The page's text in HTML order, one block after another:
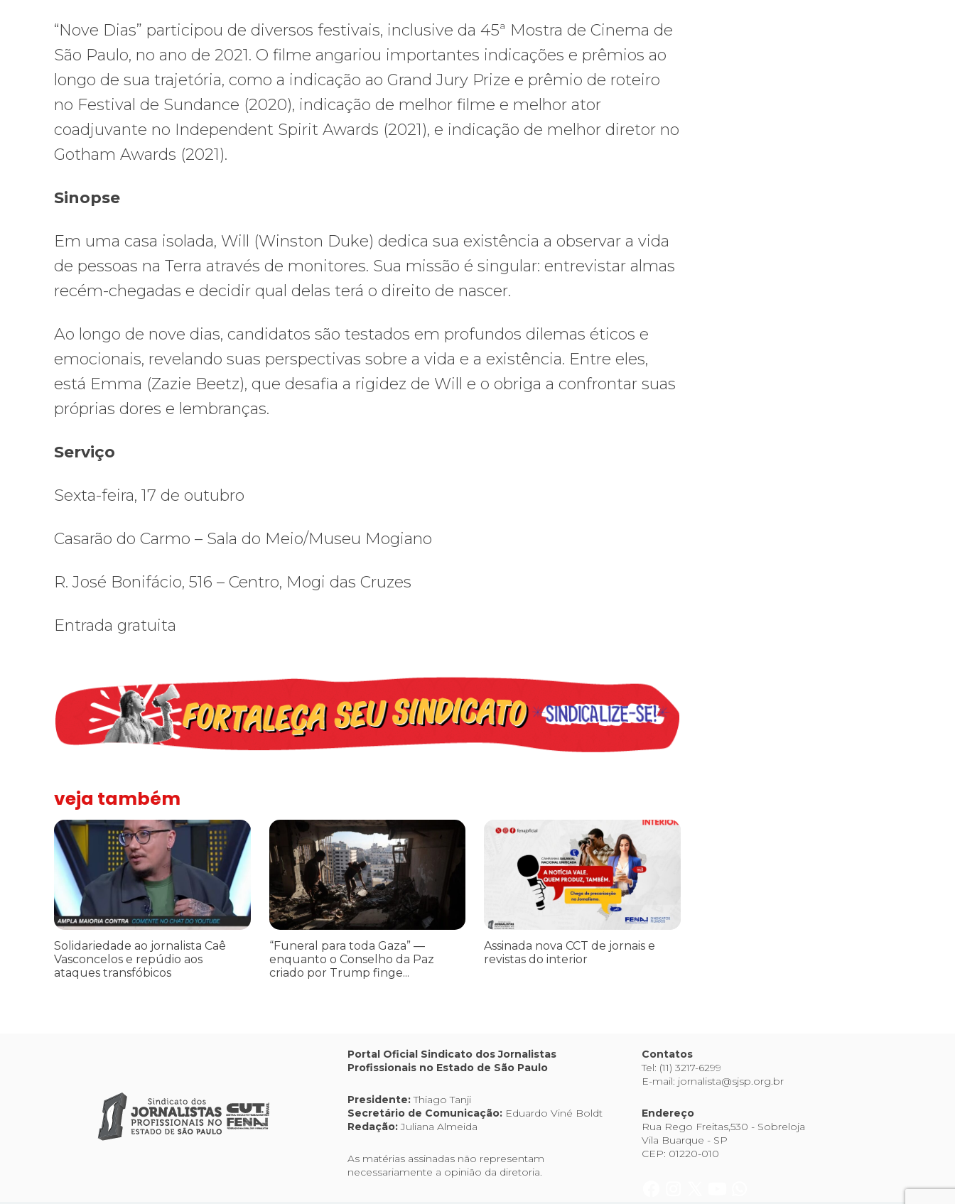
“Nove Dias” participou de diversos festivais, inclusive da 45ª Mostra de Cinema de
São Paulo, no ano de 2021. O filme angariou importantes indicações e prêmios ao
longo de sua trajetória, como a indicação ao Grand Jury Prize e prêmio de roteiro
no Festival de Sundance (2020), indicação de melhor filme e melhor ator
coadjuvante no Independent Spirit Awards (2021), e indicação de melhor diretor no
Gotham Awards (2021).
Sinopse
Em uma casa isolada, Will (Winston Duke) dedica sua existência a observar a vida
de pessoas na Terra através de monitores. Sua missão é singular: entrevistar almas
recém-chegadas e decidir qual delas terá o direito de nascer.
Ao longo de nove dias, candidatos são testados em profundos dilemas éticos e
emocionais, revelando suas perspectivas sobre a vida e a existência. Entre eles,
está Emma (Zazie Beetz), que desafia a rigidez de Will e o obriga a confrontar suas
próprias dores e lembranças.
Serviço
Sexta-feira, 17 de outubro
Casarão do Carmo – Sala do Meio/Museu Mogiano
R. José Bonifácio, 516 – Centro, Mogi das Cruzes
Entrada gratuita
veja também
Solidariedade ao jornalista Caê Vasconcelos e repúdio aos ataques transfóbicos
Solidariedade ao jornalista Caê
Vasconcelos e repúdio aos
ataques transfóbicos
“Funeral para toda Gaza” — enquanto o Conselho da Paz criado por Trump finge praticar diplomacia, Israel intensifica assassinatos
“Funeral para toda Gaza” —
enquanto o Conselho da Paz
criado por Trump finge...
Assinada nova CCT de jornais e revistas do interior
Assinada nova CCT de jornais e
revistas do interior
Portal Oficial Sindicato dos Jornalistas
Profissionais no Estado de São Paulo
Presidente:Thiago Tanji
Secretário de Comunicação: Eduardo Viné Boldt
Redação:Juliana Almeida
As matérias assinadas não representam
necessariamente a opinião da diretoria.
Contatos
Tel: (11) 3217-6299
E-mail: jornalista@sjsp.org.br
Endereço
Rua Rego Freitas,530 - Sobreloja
Vila Buarque - SP
CEP: 01220-010